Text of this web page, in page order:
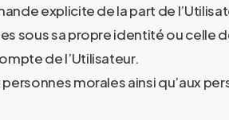
explicite de la part de
sous sa propre identité ou celle
de l’Utilisateur.
morales ainsi qu’aux